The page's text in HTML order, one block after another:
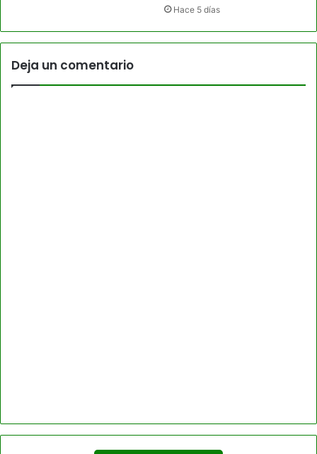
Hace 5 días
Deja un comentario